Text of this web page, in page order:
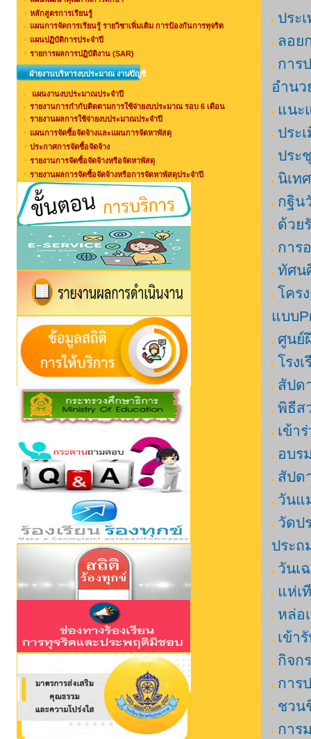
หลักสูตรการเรียนรู้
แผนการจัดการเรียนรู้ รายวิชาเพิ่มเติม การป้องกันการทุจริต
แผนปฏิบัติการประจำปี
รายการผลการปฏิบัติงาน (SAR)
ฝ่ายงานบริหารงบประมาณ งานบัญชี
แผนงานงบประมาณประจำปี
รายงานการกำกับติดตามการใช้จ่ายงบประมาณ รอบ 6 เดือน
รายงานผลการใช้จ่ายงบประมาณประจำปี
แผนการจัดซื้อจัดจ้างและแผนการจัดหาพัสดุ
ประกาศการจัดซื้อจัดจ้าง
รายงานการจัดซื้อจัดจ้างหรือจัดหาพัสดุ
รายงานผลการจัดซื้อจัดจ้างหรือการจัดหาพัสดุประจำปี
ประ
ลอย
การ
อำนว
แนะ
ประ
ประ
นิเท
กฐิน
ด้วย
การ
ทัศน
โคร
แบบ
ศูนย์
โรง
สัปด
พิธีส
เข้า
อบร
สัปด
วันแ
วัดป
ประถ
วันเ
แห่เ
หล่อ
เข้า
กิจก
การ
ชวน
การ